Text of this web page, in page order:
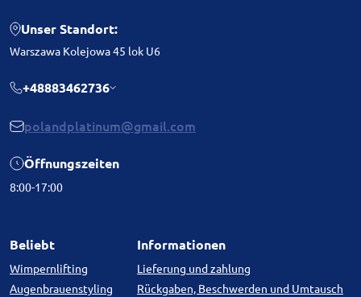
Unser Standort:
Warszawa Kolejowa 45 lok U6
+48883462736
polandplatinum@gmail.com
Öffnungszeiten
8:00-17:00
Beliebt
Wimpernlifting
Augenbrauenstyling
Informationen
Lieferung und zahlung
Rückgaben, Beschwerden und Umtausch